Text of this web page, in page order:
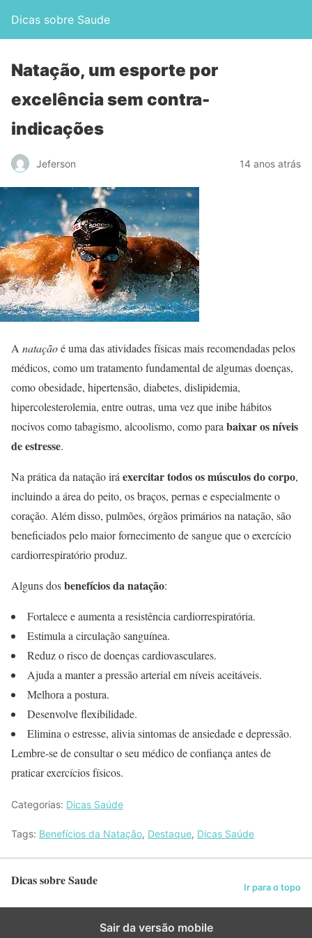
Dicas sobre Saude
Natação, um esporte por
excelência sem contra-
indicações
Jeferson 14 anos atrás
A nataçãoé uma das atividades físicas mais recomendadas pelos
médicos, como um tratamento fundamental de algumas doenças,
como obesidade, hipertensão, diabetes, dislipidemia,
hipercolesterolemia, entre outras, uma vez que inibe hábitos
nocivos como tabagismo, alcoolismo, como para baixar os níveis
de estresse.
Na prática da natação irá exercitar todos os músculos do corpo,
incluindo a área do peito, os braços, pernas e especialmente o
coração. Além disso, pulmões, órgãos primários na natação, são
beneficiados pelo maior fornecimento de sangue que o exercício
cardiorrespiratório produz.
Alguns dosbenefícios da natação:
Fortalece e aumenta a resistência cardiorrespiratória.
Estimula a circulação sanguínea.
Reduz o risco de doenças cardiovasculares.
Ajuda a manter a pressão arterial em níveis aceitáveis.
Melhora a postura.
Desenvolve flexibilidade.
Elimina o estresse, alivia sintomas de ansiedade e depressão.
Lembre-se de consultar o seu médico de confiança antes de
praticar exercícios físicos.
Categorias: Dicas Saúde
Tags: Benefícios da Natação, Destaque, Dicas Saúde
Dicas sobre Saude Ir para o topo
Sair da versão mobile